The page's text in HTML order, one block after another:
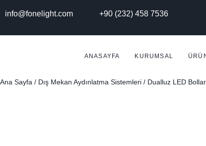
info@fonelight.com +90 (232) 458 7536
ANASAYFA KURUMSAL
Ana Sayfa / Dış Mekan Aydınlatma Sistemleri / Dualluz LED